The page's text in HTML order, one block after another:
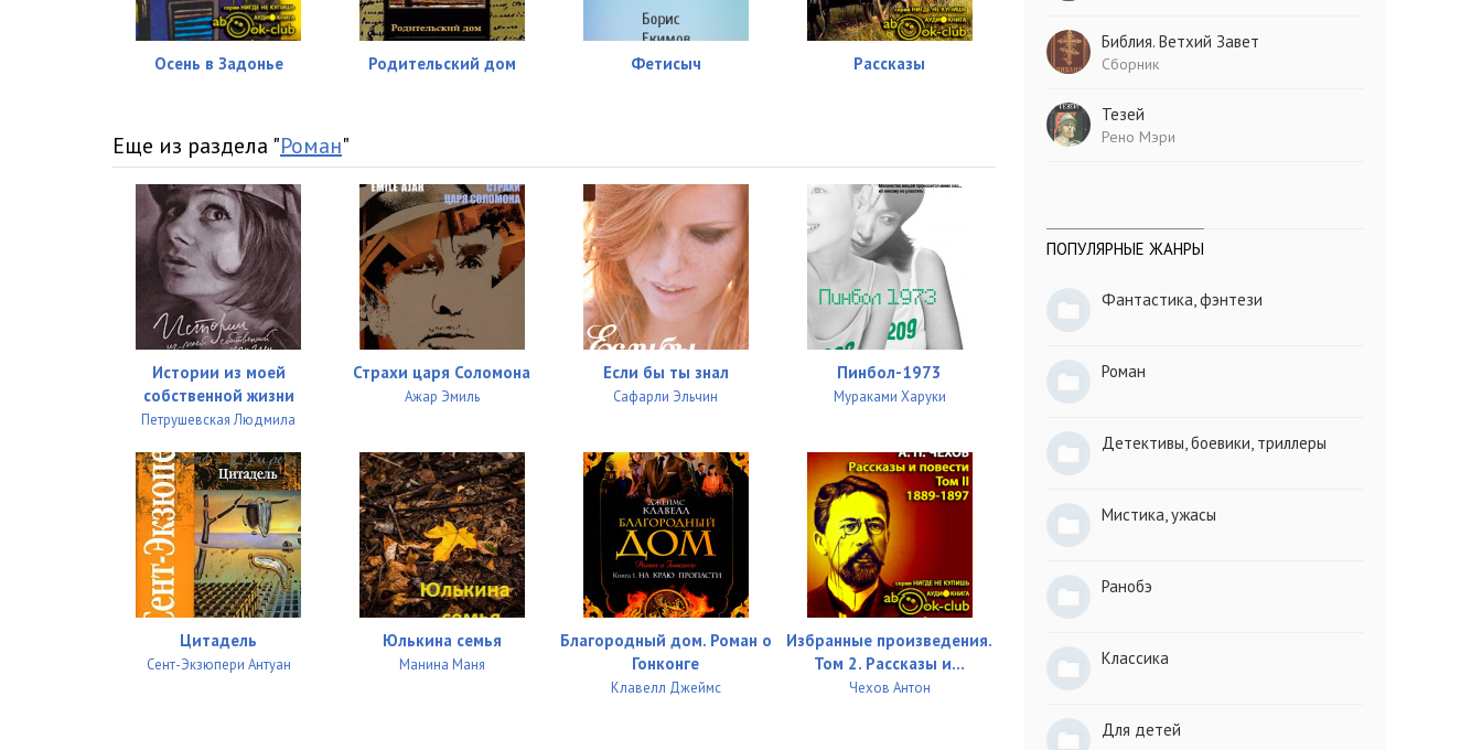
Осень в Задонье Родительский дом Фетисыч Рассказы
Еще из раздела "Роман"
Истории из моей
собственной жизни
Петрушевская Людмила
Страхи царя Соломона
Ажар Эмиль
Если бы ты знал
Сафарли Эльчин
Пинбол-1973
Мураками Харуки
Цитадель
Сент-Экзюпери Антуан
Юлькина семья
Манина Маня
Благородный дом. Роман о
Гонконге
Клавелл Джеймс
Избранные произведения.
Том 2. Рассказы и...
Чехов Антон
Библия. Ветхий Завет
Сборник
Тезей
Рено Мэри
ПОПУЛЯРНЫЕ ЖАНРЫ
Фантастика, фэнтези
Роман
Детективы, боевики, триллеры
Мистика, ужасы
Ранобэ
Классика
Для детей